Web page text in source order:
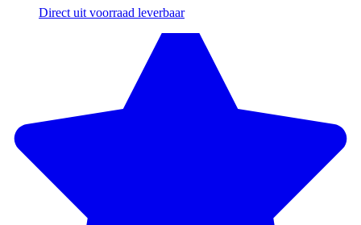
Direct uit voorraad leverbaar